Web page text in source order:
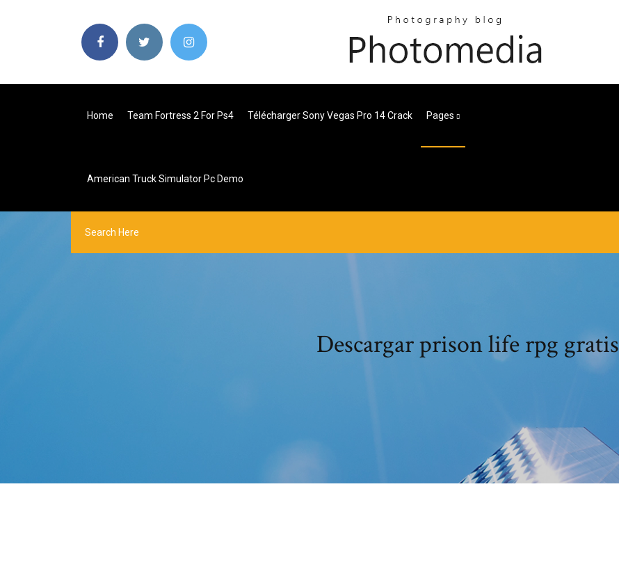
Home Team Fortress 2 For Ps4 Télécharger Sony Vegas Pro 14 Crack Pages
American Truck Simulator Pc Demo
Descargar prison life rpg gratis